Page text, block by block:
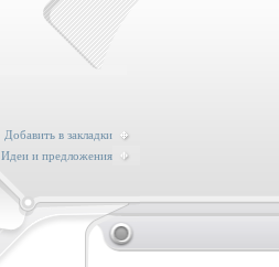
Добавить в закладки
Идеи и предложения